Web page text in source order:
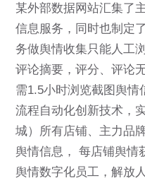
某外部数据网站汇集了
信息服务，同时也制定
务做舆情收集只能人工
评论摘要，评分、评论
需1.5小时浏览截图舆情
流程自动化创新技术，
城）所有店铺、主力品
舆情信息， 每店铺舆情
舆情数字化员工，解放